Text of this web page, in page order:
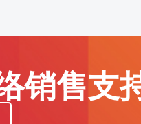
销售支